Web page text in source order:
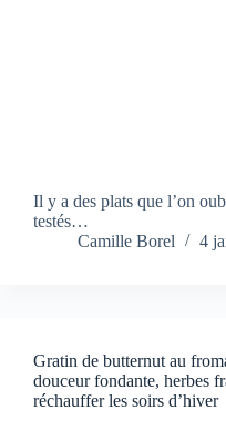
Il y a des plats que l’on
testés…
Camille Borel
4
Gratin de butternut au
douceur fondante, herbes
réchauffer les soirs d’hiver